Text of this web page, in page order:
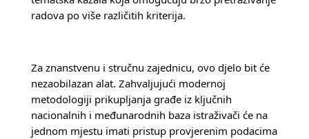
radova po više različitih kriterija.
Za znanstvenu i stručnu zajednicu, ovo djelo bit će
nezaobilazan alat. Zahvaljujući modernoj
metodologiji prikupljanja građe iz ključnih
nacionalnih i međunarodnih baza istraživači će na
jednom mjestu imati pristup provjerenim podacima